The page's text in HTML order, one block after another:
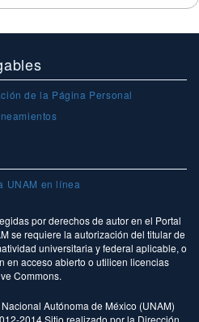
de la Página Personal
UNAM en línea
por derechos de autor en el Portal
se requiere la autorización del titular de
universitaria y federal aplicable, o
en acceso abierto o utilicen licencias
Commons.
Autónoma de México (UNAM)
2014 Sitio realizado por la Dirección